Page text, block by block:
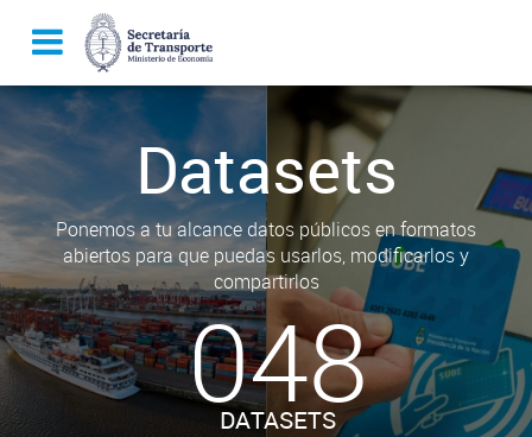
Datasets
Ponemos a tu alcance datos públicos en formatos
abiertos para que puedas usarlos, modificarlos y
compartirlos
048
DATASETS